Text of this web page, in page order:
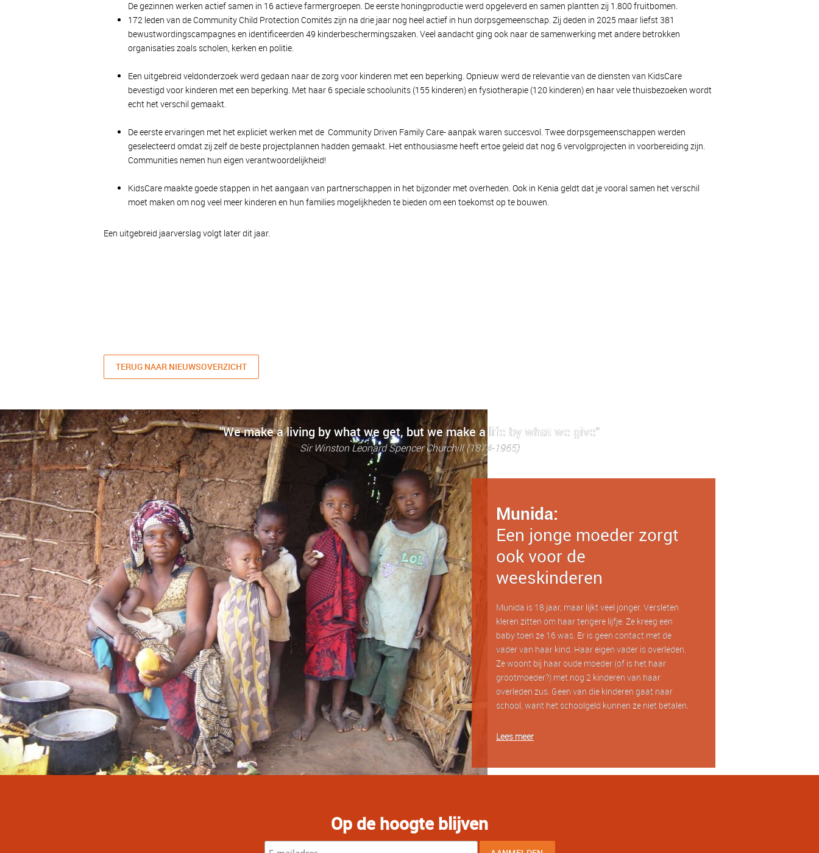
De gezinnen werken actief samen in 16 actieve farmergroepen. De eerste honingproductie werd opgeleverd en samen plantten zij 1.800 fruitbomen.
172 leden van de Community Child Protection Comités zijn na drie jaar nog heel actief in hun dorpsgemeenschap. Zij deden in 2025 maar liefst 381
bewustwordingscampagnes en identificeerden 49 kinderbeschermingszaken. Veel aandacht ging ook naar de samenwerking met andere betrokken
organisaties zoals scholen, kerken en politie.
Een uitgebreid veldonderzoek werd gedaan naar de zorg voor kinderen met een beperking. Opnieuw werd de relevantie van de diensten van KidsCare
bevestigd voor kinderen met een beperking. Met haar 6 speciale schoolunits (155 kinderen) en fysiotherapie (120 kinderen) en haar vele thuisbezoeken wordt
echt het verschil gemaakt.
De eerste ervaringen met het expliciet werken met de Community Driven Family Care- aanpak waren succesvol. Twee dorpsgemeenschappen werden
geselecteerd omdat zij zelf de beste projectplannen hadden gemaakt. Het enthousiasme heeft ertoe geleid dat nog 6 vervolgprojecten in voorbereiding zijn.
Communities nemen hun eigen verantwoordelijkheid!
KidsCare maakte goede stappen in het aangaan van partnerschappen in het bijzonder met overheden. Ook in Kenia geldt dat je vooral samen het verschil
moet maken om nog veel meer kinderen en hun families mogelijkheden te bieden om een toekomst op te bouwen.
Een uitgebreid jaarverslag volgt later dit jaar.
TERUG NAAR NIEUWSOVERZICHT
"We make a living by what we get, but we make a life by what we give"
Sir Winston Leonard Spencer Churchill (1874-1965)
Munida:
Een jonge moeder zorgt
ook voor de
weeskinderen
Munida is 18 jaar, maar lijkt veel jonger. Versleten
kleren zitten om haar tengere lijfje. Ze kreeg een
baby toen ze 16 was. Er is geen contact met de
vader van haar kind. Haar eigen vader is overleden.
Ze woont bij haar oude moeder (of is het haar
grootmoeder?) met nog 2 kinderen van haar
overleden zus. Geen van die kinderen gaat naar
school, want het schoolgeld kunnen ze niet betalen.
Lees meer
Op de hoogte blijven